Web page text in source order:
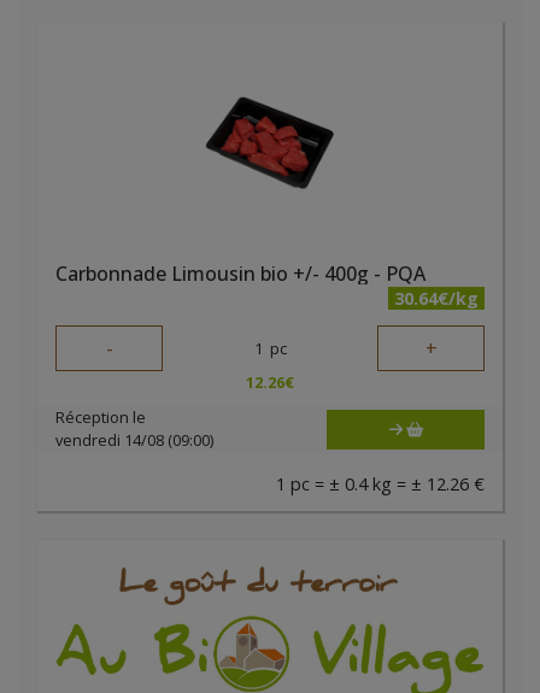
Carbonnade Limousin bio +/- 400g - PQA
30.64€/kg
- 1 pc +
12.26€
Réception le
vendredi 14/08 (09:00)
1 pc = ± 0.4 kg = ± 12.26 €